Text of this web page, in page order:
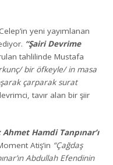
yeni yayımlanan
“Şairi Devrime
tahlilinde Mustafa
bir öfkeyle/ in masa
çarparak surat
tavır alan bir şiir
Hamdi Tanpınar’ı
Atiş’in “Çağdaş
Abdullah Efendinin